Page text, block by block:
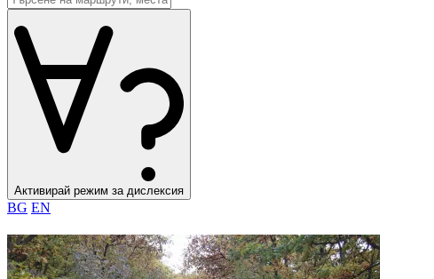
Активирай режим за дислексия
BG EN